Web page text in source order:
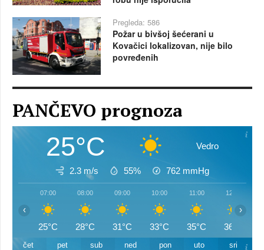
Pregleda: 586
Požar u bivšoj šećerani u
Kovačici lokalizovan, nije bilo
povređenih
PANČEVO prognoza
25°C Vedro
2.3 m/s 55% 762 mmHg
07:00
25°C
08:00
28°C
09:00
31°C
10:00
33°C
11:00
35°C
12:00
36°C
‹ ›
čet pet sub ned pon uto sri